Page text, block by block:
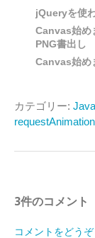
jQueryを使
Canvas始め
PNG書出し
Canvas始め
カテゴリー:
3件のコメント
コメントをどう